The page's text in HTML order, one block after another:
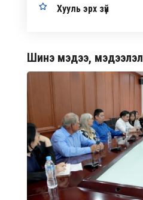
Хууль эрх зүй
Шинэ мэдээ, мэдээлэл